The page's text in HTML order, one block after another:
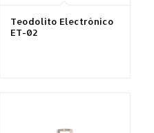
Teodolito Electrónico
ET-02